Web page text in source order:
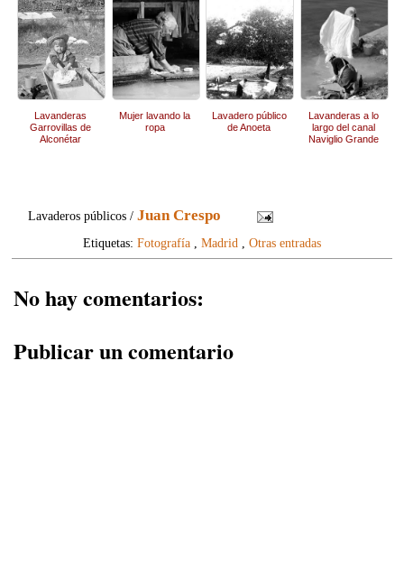
Lavanderas
Garrovillas de
Alconétar
Mujer lavando la
ropa
Lavadero público
de Anoeta
Lavanderas a lo
largo del canal
Naviglio Grande
Lavaderos públicos /Juan Crespo
Etiquetas: Fotografía Madrid Otras entradas
No hay comentarios:
Publicar un comentario